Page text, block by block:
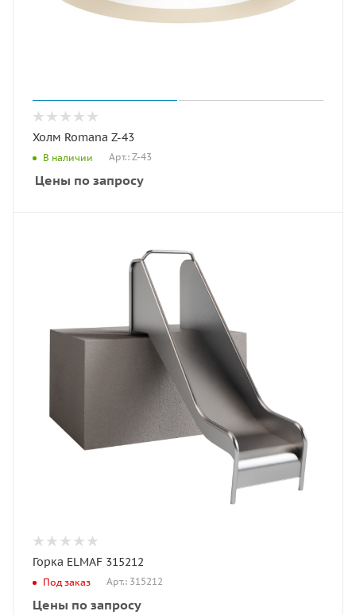
Холм Romana Z-43
В наличии Арт.: Z-43
Цены по запросу
Горка ELMAF 315212
Под заказ Арт.: 315212
Цены по запросу